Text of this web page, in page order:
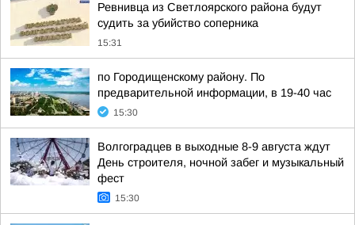
Ревнивца из Светлоярского района будут
судить за убийство соперника
15:31
по Городищенскому району. По
предварительной информации, в 19-40 час
15:30
Волгоградцев в выходные 8-9 августа ждут
День строителя, ночной забег и музыкальный
фест
15:30